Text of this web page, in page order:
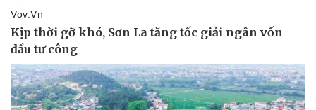
Ăn sạch sống khỏe